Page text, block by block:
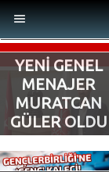
MENÜ
Ana Sayfa
YENİ GENEL
MENAJER
MURATCAN
GÜLER OLDU